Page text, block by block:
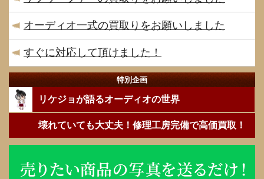
オーディオ一式の買取りをお願いしました
すぐに対応して頂けました！
特別企画
リケジョが語るオーディオの世界
壊れていても大丈夫！修理工房完備で高価買取！